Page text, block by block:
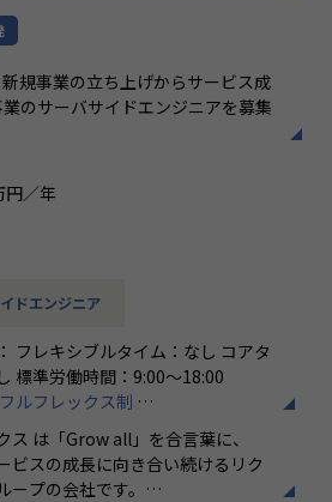
ジニア、サーバサイドエンジニア
クライアントに寄り添い続けられ
案件に関わっていくことができま
ポートに加え、共有会や勉強会を
をしていくことができる体制が整
動画、書籍等の学習教材の購入や
ンターとして招いた講習など、ト
スタイルが分かる、ブログ記事も
自由に学べてスキルアップできる
けたら 嬉しいです！
規事業の立ち上げからサービス成
のサーバサイドエンジニアを募集
ーバーサイド開発
ク例：PHP、 Laravel、Ruby、 R
インフラ構築
React、Vue.js、 jQuery、Nuxt.j
）
ェクトマネージャー、ディレクタ
開発ディレクター、デザイナー、
円／年
ドエンジニア
フレキシブルタイム：なし コアタ
イム：なし 標準労働時間：9:00〜18:00
フルフレックス制
の有無： 有（月平均5時間～10時
60分
ス は「Grow all」を合言葉に、
ビスの成長に向き合い続けるリク
ープの会社です。